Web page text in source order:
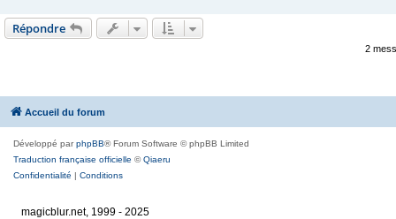
Répondre
2
Accueil du forum
Développé parphpBB® Forum Software © phpBB Limited
Traduction française officielle ©Qiaeru
Confidentialité | Conditions
magicblur.net, 1999 - 2025